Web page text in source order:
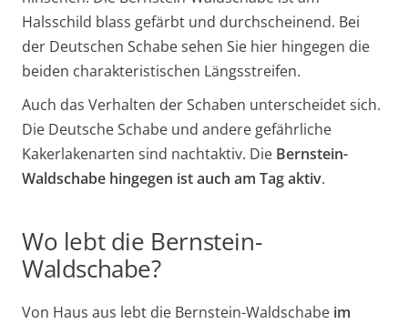
Halsschild blass gefärbt und durchscheinend. Bei
der Deutschen Schabe sehen Sie hier hingegen die
beiden charakteristischen Längsstreifen.
Auch das Verhalten der Schaben unterscheidet sich.
Die Deutsche Schabe und andere gefährliche
Kakerlakenarten sind nachtaktiv. Die Bernstein-
Waldschabe hingegen ist auch am Tag aktiv.
Wo lebt die Bernstein-
Waldschabe?
Von Haus aus lebt die Bernstein-Waldschabe im